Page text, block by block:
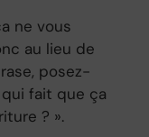
ne vous
au lieu de
posez-
fait que ça
? ».